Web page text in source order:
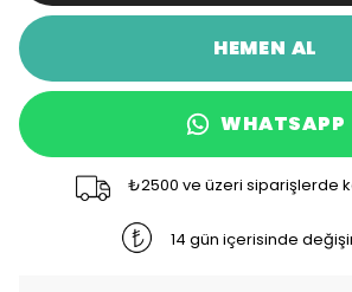
HEMEN AL
WHATSAPP
₺2500 ve üzeri siparişlerde
14 gün içerisinde